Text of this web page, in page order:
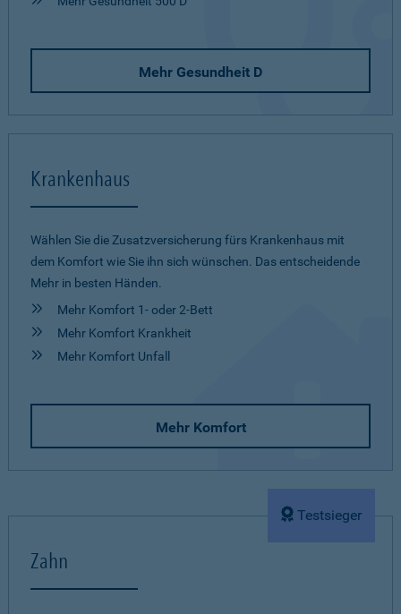
Mehr Gesundheit D
Krankenhaus
Wählen Sie die Zusatzversicherung fürs Krankenhaus mit
dem Komfort wie Sie ihn sich wünschen. Das entscheidende
Mehr in besten Händen.
Mehr Komfort 1- oder 2-Bett
Mehr Komfort Krankheit
Mehr Komfort Unfall
Mehr Komfort
Testsieger
Zahn